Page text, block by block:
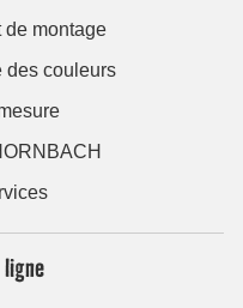
de montage
des couleurs